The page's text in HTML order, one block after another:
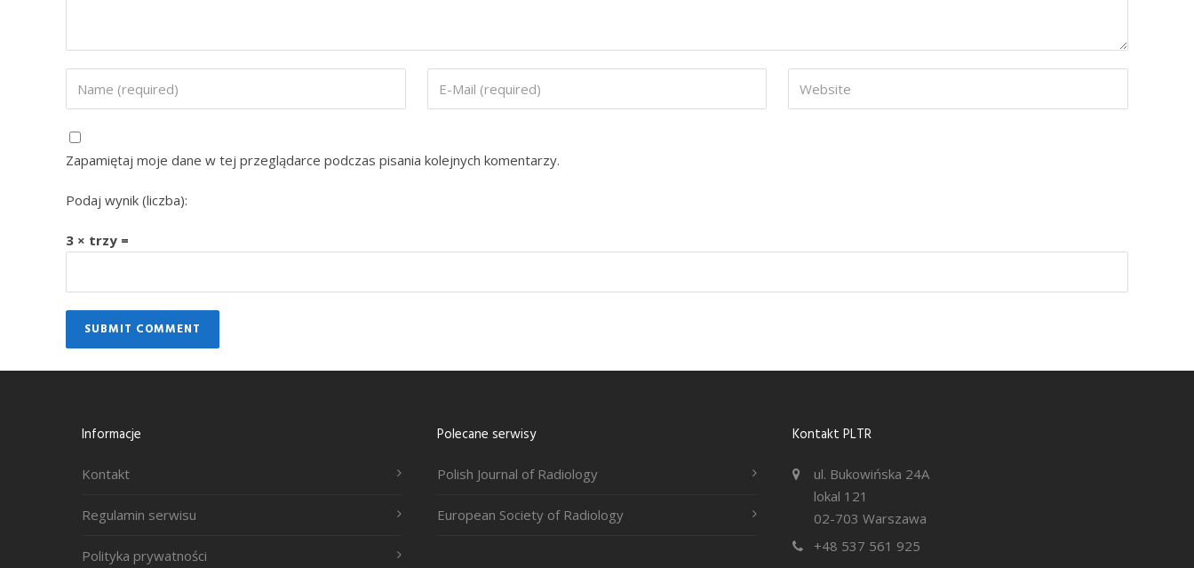
Zapamiętaj moje dane w tej przeglądarce podczas pisania kolejnych komentarzy.
Podaj wynik (liczba):
3 × trzy =
Informacje
Kontakt
Regulamin serwisu
Polityka prywatności
Polecane serwisy
Polish Journal of Radiology
European Society of Radiology
Kontakt PLTR
ul. Bukowińska 24A
lokal 121
02-703 Warszawa
+48 537 561 925